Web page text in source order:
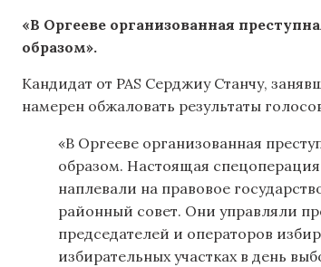
«В Оргееве организованная
образом».
Кандидат от PAS Серджиу Станчу,
намерен обжаловать результаты
«В Оргееве организованная
образом. Настоящая
наплевали на правовое
районный совет. Они управляли
председателей и операторов
избирательных участках в день